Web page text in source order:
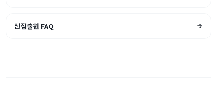
선점출원 FAQ